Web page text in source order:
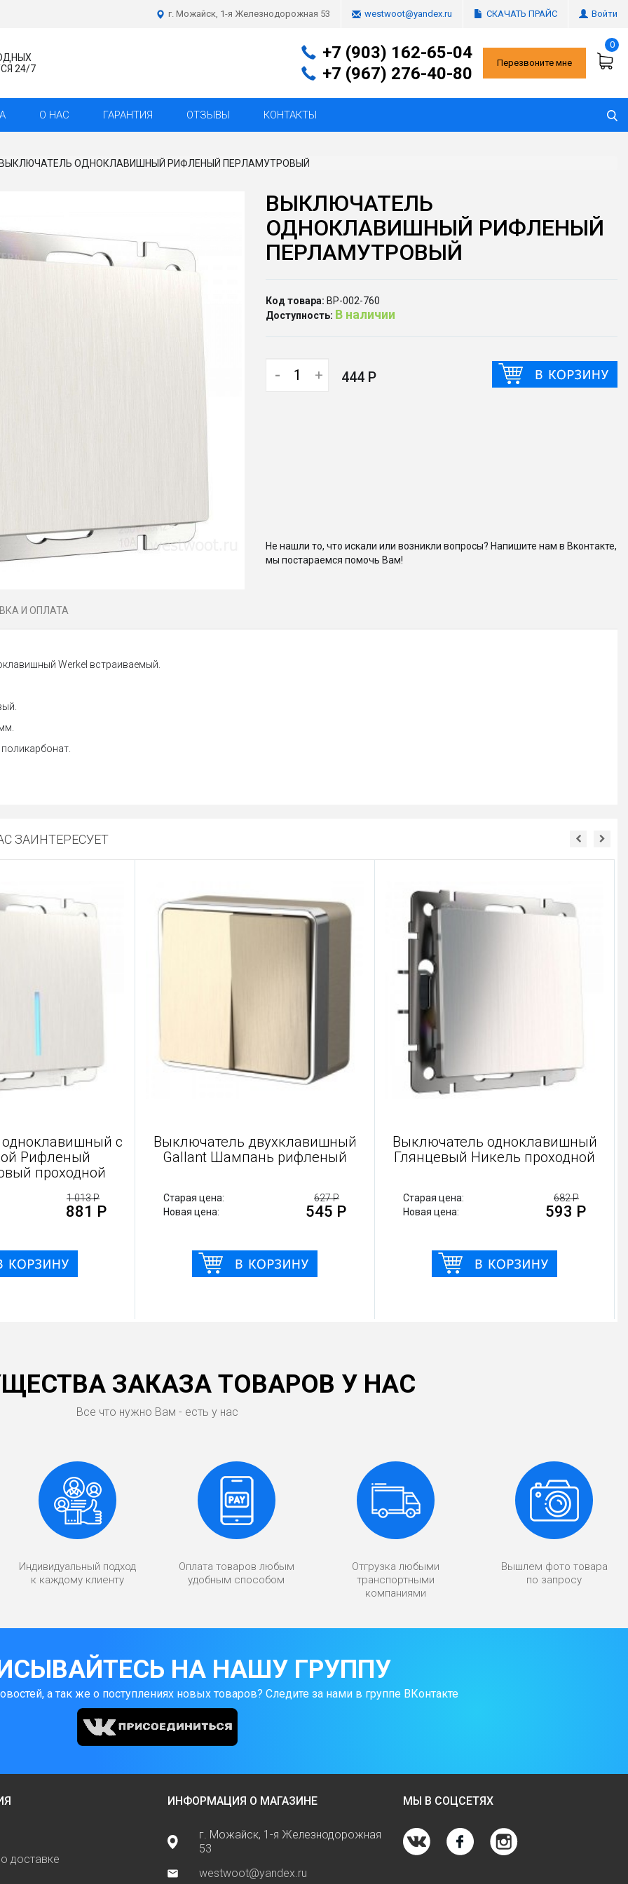
г. Можайск, 1-я Железнодорожная 53 westwoot@yandex.ru СКАЧАТЬ ПРАЙС Войти
24/7
+7 (903) 162-65-04
+7 (967) 276-40-80
Перезвоните мне
0
О НАС ГАРАНТИЯ ОТЗЫВЫ КОНТАКТЫ
ВЫКЛЮЧАТЕЛЬ ОДНОКЛАВИШНЫЙ РИФЛЕНЫЙ ПЕРЛАМУТРОВЫЙ
ВЫКЛЮЧАТЕЛЬ
ОДНОКЛАВИШНЫЙ РИФЛЕНЫЙ
ПЕРЛАМУТРОВЫЙ
Код товара: ВР-002-760
Доступность: В наличии
- + 444 Р
Не нашли то, что искали или возникли вопросы? Напишите нам в Вконтакте,
мы постараемся помочь Вам!
И ОПЛАТА
Werkel встраиваемый.
ЗАИНТЕРЕСУЕТ
с
Рифленый
проходной
1 013 Р
881 Р
Выключатель двухклавишный
Gallant Шампань рифленый
Старая цена:
627 Р
Новая цена:
545 Р
Выключатель одноклавишный
Глянцевый Никель проходной
Старая цена:
682 Р
Новая цена:
593 Р
ЗАКАЗА ТОВАРОВ У НАС
Все что нужно Вам - есть у нас
Индивидуальный подход
к каждому клиенту
Оплата товаров любым
удобным способом
Отгрузка любыми
транспортными
компаниями
Вышлем фото товара
по запросу
НА НАШУ ГРУППУ
а так же о поступлениях новых товаров? Следите за нами в группе ВКонтакте
доставке
ИНФОРМАЦИЯ О МАГАЗИНЕ
г. Можайск, 1-я Железнодорожная
53
westwoot@yandex.ru
МЫ В СОЦСЕТЯХ